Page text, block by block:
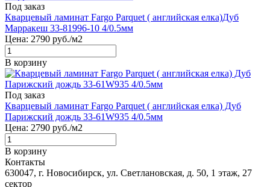
Под заказ
Кварцевый ламинат Fargo Parquet ( английская елка)Дуб
Марракеш 33-81996-10 4/0.5мм
Цена: 2790 руб./м2
В корзину
Под заказ
Кварцевый ламинат Fargo Parquet ( английская елка) Дуб
Парижский дождь 33-61W935 4/0.5мм
Цена: 2790 руб./м2
В корзину
Контакты
630047, г. Новосибирск, ул. Светлановская, д. 50, 1 этаж, 27
сектор